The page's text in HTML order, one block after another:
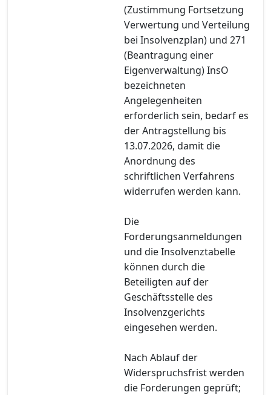
(Zustimmung Fortsetzung
Verwertung und Verteilung
bei Insolvenzplan) und 271
(Beantragung einer
Eigenverwaltung) InsO
bezeichneten
Angelegenheiten
erforderlich sein, bedarf es
der Antragstellung bis
13.07.2026, damit die
Anordnung des
schriftlichen Verfahrens
widerrufen werden kann.
Die
Forderungsanmeldungen
und die Insolvenztabelle
können durch die
Beteiligten auf der
Geschäftsstelle des
Insolvenzgerichts
eingesehen werden.
Nach Ablauf der
Widerspruchsfrist werden
die Forderungen geprüft;